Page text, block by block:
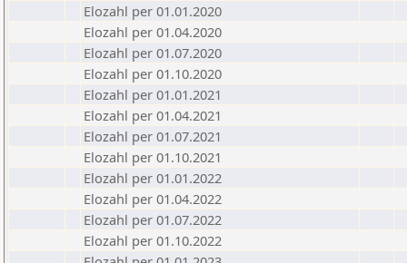
Elozahl per 01.01.2020
Elozahl per 01.04.2020
Elozahl per 01.07.2020
Elozahl per 01.10.2020
Elozahl per 01.01.2021
Elozahl per 01.04.2021
Elozahl per 01.07.2021
Elozahl per 01.10.2021
Elozahl per 01.01.2022
Elozahl per 01.04.2022
Elozahl per 01.07.2022
Elozahl per 01.10.2022